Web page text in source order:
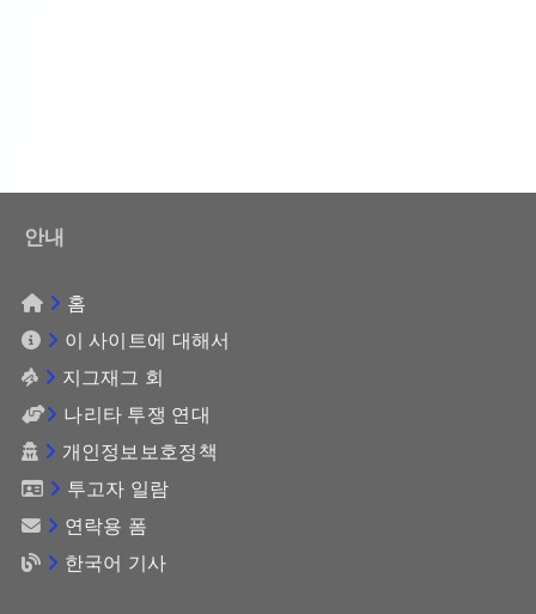
안내
홈
이 사이트에 대해서
지그재그 회
나리타 투쟁 연대
개인정보보호정책
투고자 일람
연락용 폼
한국어 기사